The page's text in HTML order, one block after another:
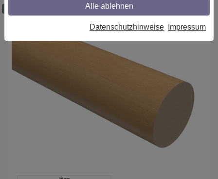
Alle ablehnen
Datenschutzhinweise Impressum